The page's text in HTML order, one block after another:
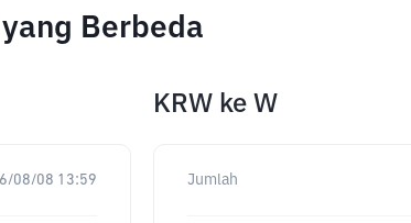
Berbeda
08/08 13:59
KRW ke W
Jumlah